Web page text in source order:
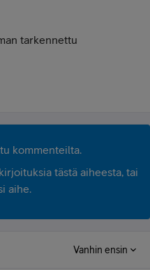
tarkennettu
kommenteilta.
tästä aiheesta, tai
aihe.
Vanhin ensin